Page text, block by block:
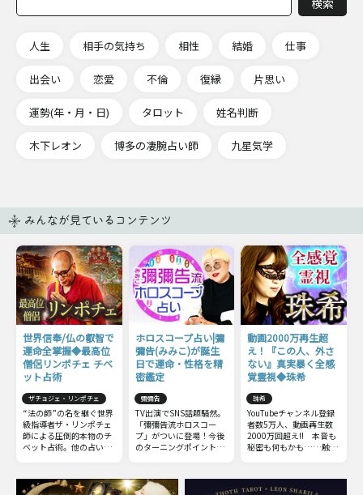
人生 相手の気持ち 相性 結婚 仕事
出会い 恋愛 不倫 復縁 片思い
運勢(年・月・日) タロット 姓名判断
木下レオン 博多の凄腕占い師 九星気学
みんなが見ているコンテンツ
世界信奉/仏の叡智で
運命全掌握◆最高位
僧侶リンポチェ チベ
ット占術
ザチョジェ・リンポチェ
“法の師”の名を継ぐ世界
級指導者ザ・リンポチェ
師による圧倒的本物のチ
ベット占術。他の占いと
ょう。
ホロスコープ占い|彌
彌告(みみこ)が誕生
日で運命・性格を精
密鑑定
彌彌告
TV出演でSNS話題騒然。
「彌彌告流ホロスコー
プ」がついに登場！今後
のターニングポイントと
その相性についても深掘
ります。
動画2000万再生超
え！『この人、外さ
ない』真実暴く全感
覚霊視◆珠希
珠希
YouTubeチャンネル登録
者数5万人、動画再生数
2000万回超え!! 本音も
秘密も何もかも……触れ
覚霊視をご体感下さい。